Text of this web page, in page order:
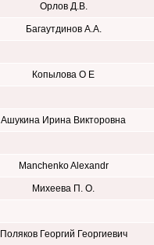
Орлов Д.В.
Багаутдинов А.А.
Копылова О Е
Ашукина Ирина Викторовна
Manchenko Alexandr
Михеева П. О.
Поляков Георгий Георгиевич